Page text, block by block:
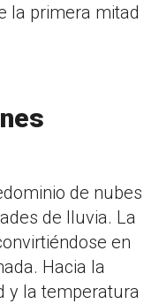
la primera mitad
de nubes
de lluvia. La
en
Hacia la
y la temperatura